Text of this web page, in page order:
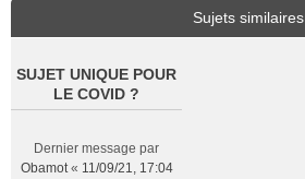
Sujets similaires
SUJET UNIQUE POUR
LE COVID ?
Dernier message par
Obamot« 11/09/21, 17:04